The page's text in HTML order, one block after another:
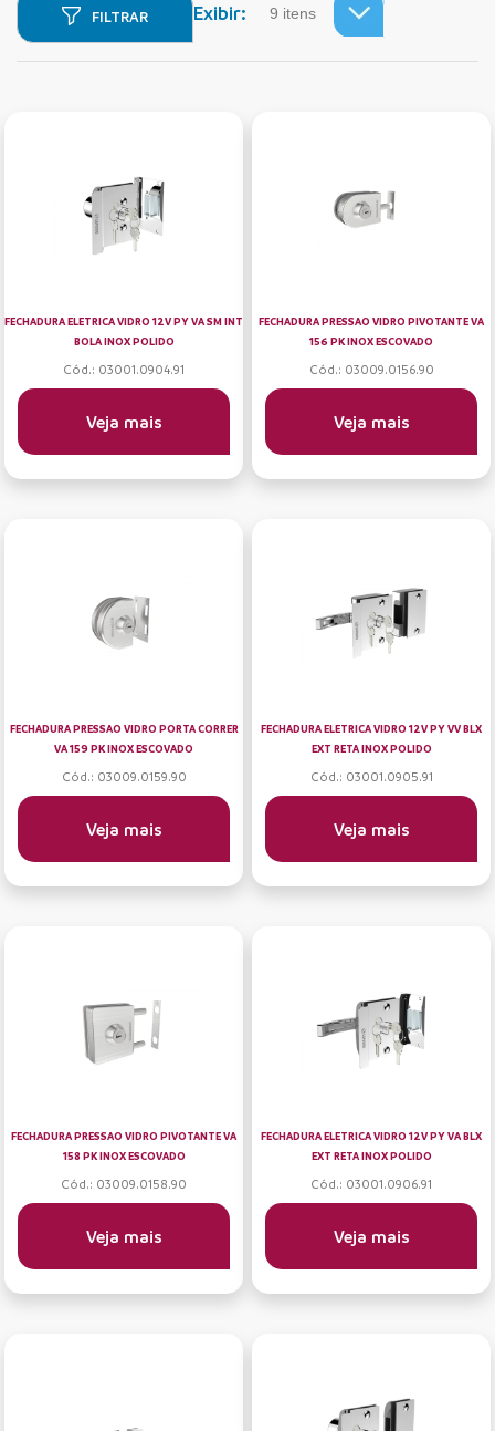
FILTRAR Exibir:
FECHADURA ELETRICA VIDRO 12V PY VA SM INT
BOLA INOX POLIDO
Cód.: 03001.0904.91
Veja mais
FECHADURA PRESSAO VIDRO PIVOTANTE VA
156 PK INOX ESCOVADO
Cód.: 03009.0156.90
Veja mais
FECHADURA PRESSAO VIDRO PORTA CORRER
VA 159 PK INOX ESCOVADO
Cód.: 03009.0159.90
Veja mais
FECHADURA ELETRICA VIDRO 12V PY VV BLX
EXT RETA INOX POLIDO
Cód.: 03001.0905.91
Veja mais
FECHADURA PRESSAO VIDRO PIVOTANTE VA
158 PK INOX ESCOVADO
Cód.: 03009.0158.90
Veja mais
FECHADURA ELETRICA VIDRO 12V PY VA BLX
EXT RETA INOX POLIDO
Cód.: 03001.0906.91
Veja mais